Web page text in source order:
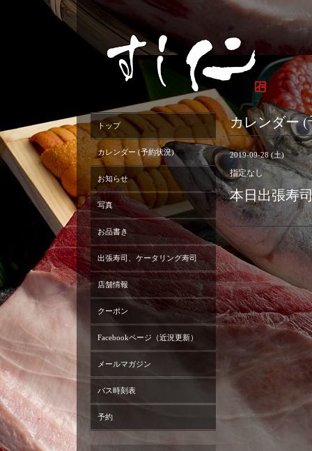
カレンダー
2019-09-28 (土)
指定なし
本日出張寿
トップ
カレンダー (予約状況)
お知らせ
写真
お品書き
出張寿司、ケータリング寿司
店舗情報
クーポン
Facebookページ（近況更新）
メールマガジン
バス時刻表
予約